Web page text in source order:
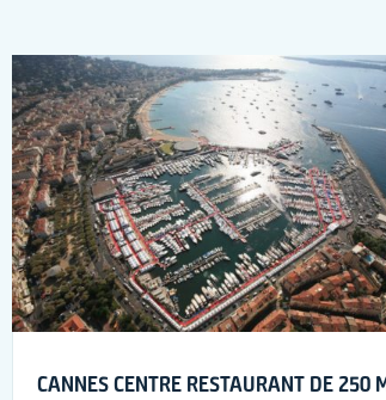
CANNES CENTRE RESTAURANT DE 250